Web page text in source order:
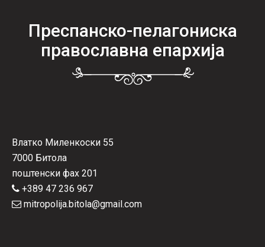
Преспанско-пелагониска
православна епархија
Влатко Миленкоски 55
7000 Битола
поштенски фах 201
+389 47 236 967
mitropolija.bitola@gmail.com